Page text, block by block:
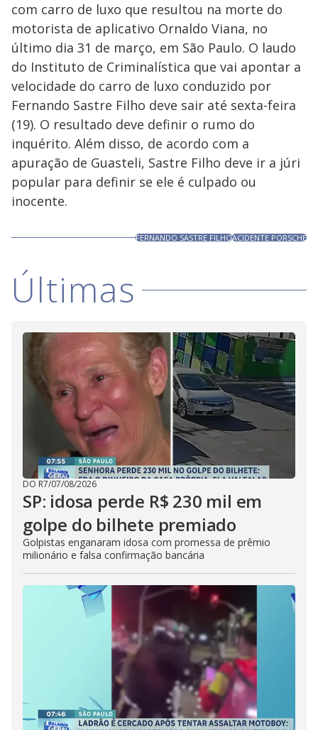
com carro de luxo que resultou na morte do
motorista de aplicativo Ornaldo Viana, no
último dia 31 de março, em São Paulo. O laudo
do Instituto de Criminalística que vai apontar a
velocidade do carro de luxo conduzido por
Fernando Sastre Filho deve sair até sexta-feira
(19). O resultado deve definir o rumo do
inquérito. Além disso, de acordo com a
apuração de Guasteli, Sastre Filho deve ir a júri
popular para definir se ele é culpado ou
inocente.
FERNANDO SASTRE FILHOACIDENTE PORSCHE
Últimas
DO R7/07/08/2026
SP: idosa perde R$ 230 mil em
golpe do bilhete premiado
Golpistas enganaram idosa com promessa de prêmio
milionário e falsa confirmação bancária